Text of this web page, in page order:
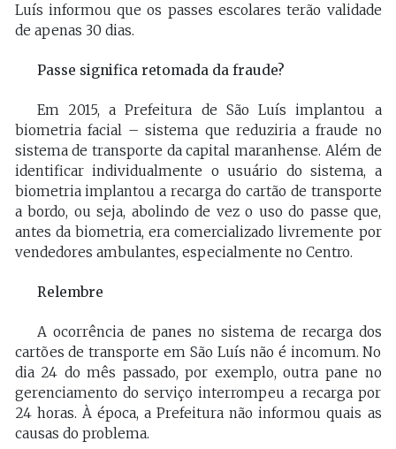
Luís informou que os passes escolares terão validade
de apenas 30 dias.
Passe significa retomada da fraude?
Em 2015, a Prefeitura de São Luís implantou a
biometria facial – sistema que reduziria a fraude no
sistema de transporte da capital maranhense. Além de
identificar individualmente o usuário do sistema, a
biometria implantou a recarga do cartão de transporte
a bordo, ou seja, abolindo de vez o uso do passe que,
antes da biometria, era comercializado livremente por
vendedores ambulantes, especialmente no Centro.
Relembre
A ocorrência de panes no sistema de recarga dos
cartões de transporte em São Luís não é incomum. No
dia 24 do mês passado, por exemplo, outra pane no
gerenciamento do serviço interrompeu a recarga por
24 horas. À época, a Prefeitura não informou quais as
causas do problema.